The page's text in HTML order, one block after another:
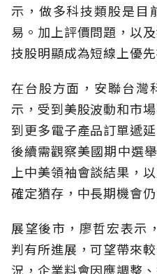
示，做多科技類股是目
易。加上評價問題，以
技股明顯成為短線上優
在台股方面，安聯台灣
示，受到美股波動和市
到更多電子產品訂單遞
後續需觀察美國期中選
上中美領袖會談結果，
確定猶存，中長期機會
展望後市，廖哲宏表示
判有所進展，可望帶來
況，企業料會因應調整